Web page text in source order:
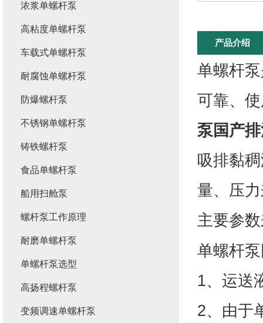
产品介绍
单螺杆
可靠、
泵国产
吸排黏
量、压
主要参
单螺杆
1、运送
2、由于
浓浆单螺杆泵
高粘度单螺杆泵
车载式单螺杆泵
耐腐蚀单螺杆泵
防爆螺杆泵
不锈钢单螺杆泵
铸铁螺杆泵
食品单螺杆泵
船用扫舱泵
螺杆泵工作原理
耐磨单螺杆泵
单螺杆泵选型
高扬程螺杆泵
变频调速单螺杆泵